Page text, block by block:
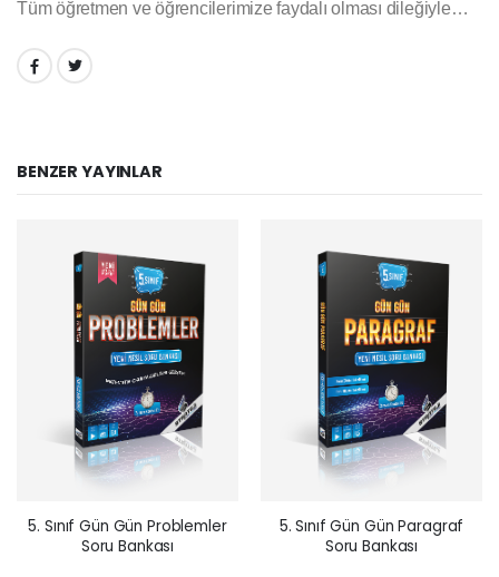
Tüm öğretmen ve öğrencilerimize faydalı olması dileğiyle…
PAYLAŞ:
BENZER YAYINLAR
5. Sınıf Gün Gün Problemler
Soru Bankası
5. Sınıf Gün Gün Paragraf
Soru Bankası